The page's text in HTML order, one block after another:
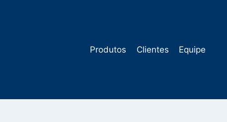
Produtos Clientes Equipe